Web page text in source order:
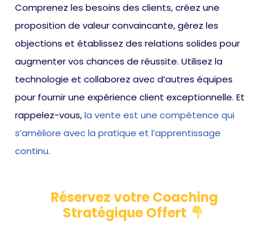
Comprenez les besoins des clients, créez une
proposition de valeur convaincante, gérez les
objections et établissez des relations solides pour
augmenter vos chances de réussite. Utilisez la
technologie et collaborez avec d’autres équipes
pour fournir une expérience client exceptionnelle. Et
rappelez-vous,la vente est une compétence qui
s’améliore avec la pratique et l’apprentissage
continu.
Réservez votre Coaching
Stratégique Offert